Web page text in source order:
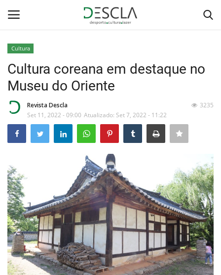
Home
...by Descla
Desporto
Contactos
Sobre Nós
Educação
Estatuto Editorial
Saúde
Cultura
Cultura coreana em destaque no
Museu do Oriente
Revista Descla
Set 11, 2022 - 09:00 Atualizado: Set 7, 2022 - 11:22
3235